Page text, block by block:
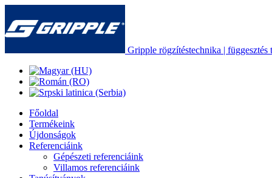
Gripple rögzítéstechnika |
Főoldal
Termékeink
Újdonságok
Referenciáink
Gépészeti referenciáink
Villamos referenciáink